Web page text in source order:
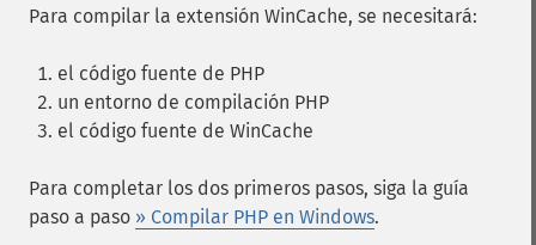
Para compilar la extensión WinCache, se necesitará:
el código fuente de PHP
un entorno de compilación PHP
el código fuente de WinCache
Para completar los dos primeros pasos, siga la guía
paso a paso » Compilar PHP en Windows.